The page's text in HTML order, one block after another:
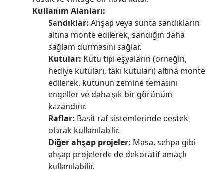
Kullanım Alanları:
Sandıklar: Ahşap veya sunta sandıkların
altına monte edilerek, sandığın daha
sağlam durmasını sağlar.
Kutular: Kutu tipi eşyaların (örneğin,
hediye kutuları, takı kutuları) altına monte
edilerek, kutunun zemine temasını
engeller ve daha şık bir görünüm
kazandırır.
Raflar: Basit raf sistemlerinde destek
olarak kullanılabilir.
Diğer ahşap projeler: Masa, sehpa gibi
ahşap projelerde de dekoratif amaçlı
kullanılabilir.